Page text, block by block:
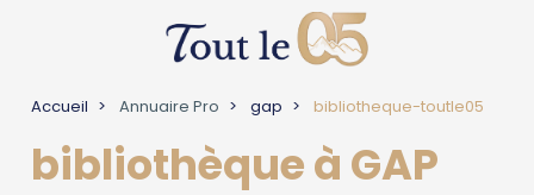
Accueil Annuaire Pro gap bibliotheque-toutle05
bibliothèque à GAP